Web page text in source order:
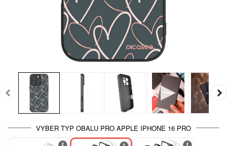
VYBER TYP OBALU PRO APPLE IPHONE 16 PRO
-30% -20%